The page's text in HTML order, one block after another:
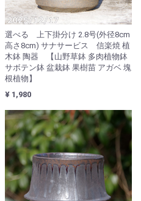
選べる 上下掛分け 2.8号(外径8cm
高さ8cm) サナサービス 信楽焼 植
木鉢 陶器 【山野草鉢 多肉植物鉢
サボテン鉢 盆栽鉢 果樹苗 アガベ 塊
根植物】
¥ 1,980